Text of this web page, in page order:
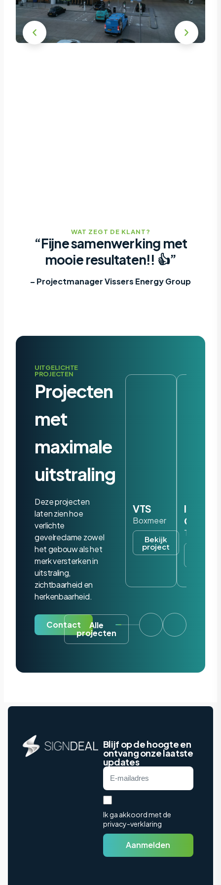
WAT ZEGT DE KLANT?
“Fijne samenwerking met
mooie resultaten!! 👍”
– Projectmanager Vissers Energy Group
UITGELICHTE
PROJECTEN
Projecten
met
maximale
uitstraling
Deze projecten
laten zien hoe
verlichte
gevelreclame zowel
het gebouw als het
merk versterken in
uitstraling,
zichtbaarheid en
herkenbaarheid.
Contact Alle
projecten
VTS
Boxmeer
Bekijk
project
Iris
Tilburg
Blijf op de hoogte en
ontvang onze laatste
updates
Ik ga akkoord met de
privacy-verklaring
Aanmelden